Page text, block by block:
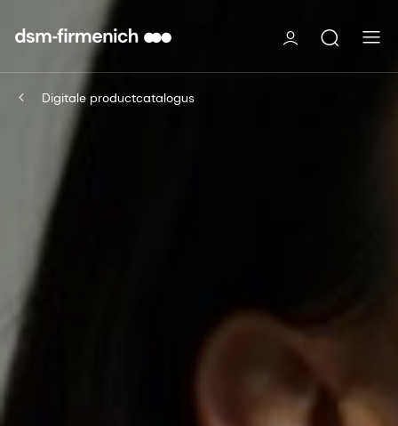
Digitale productcatalogus